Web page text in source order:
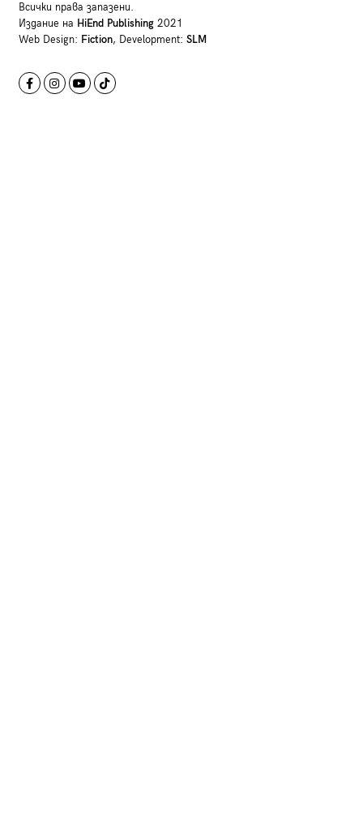
Всички права запазени.
Издание на HiEnd Publishing2021
Web Design: Fiction, Development: SLM